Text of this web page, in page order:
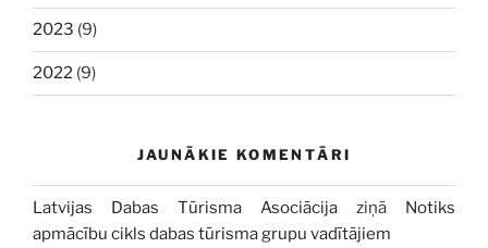
2023 (9)
2022 (9)
JAUNĀKIE KOMENTĀRI
Latvijas Dabas Tūrisma Asociācija ziņā Notiks
apmācību cikls dabas tūrisma grupu vadītājiem